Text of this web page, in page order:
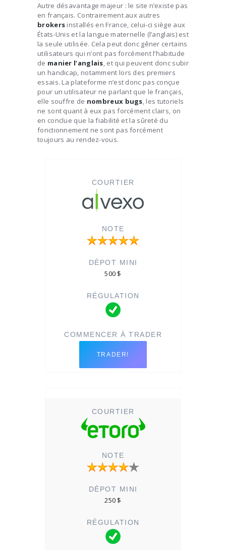
Autre désavantage majeur : le site n’existe pas
en français. Contrairement aux autres
brokers installés en France, celui-ci siège aux
États-Unis et la langue maternelle (l’anglais) est
la seule utilisée. Cela peut donc gêner certains
utilisateurs qui n’ont pas forcément l’habitude
de manier l’anglais, et qui peuvent donc subir
un handicap, notamment lors des premiers
essais. La plateforme n’est donc pas conçue
pour un utilisateur ne parlant que le français,
elle souffre de nombreux bugs, les tutoriels
ne sont quant à eux pas forcément clairs, on
en conclue que la fiabilité et la sûreté du
fonctionnement ne sont pas forcément
toujours au rendez-vous.
500 $
TRADER!
250 $